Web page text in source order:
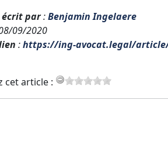
par:Benjamin Ingelaere
09/2020
:https://ing-avocat.legal/
cet article :